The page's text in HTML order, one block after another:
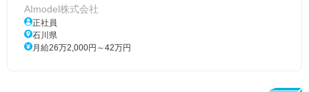
AImodel株式会社
正社員
石川県
月給26万2,000円～42万円